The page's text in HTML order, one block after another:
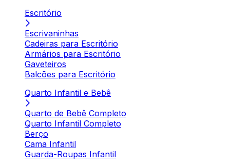
Escritório
Escrivaninhas
Cadeiras para Escritório
Armários para Escritório
Gaveteiros
Balcões para Escritório
Quarto Infantil e Bebê
Quarto de Bebê Completo
Quarto Infantil Completo
Berço
Cama Infantil
Guarda-Roupas Infantil